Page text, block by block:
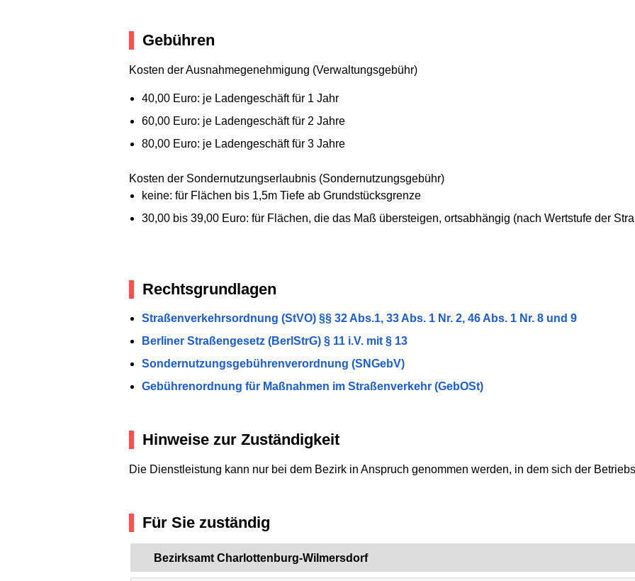
Gebühren
Kosten der Ausnahmegenehmigung (Verwaltungsgebühr)
40,00 Euro: je Ladengeschäft für 1 Jahr
60,00 Euro: je Ladengeschäft für 2 Jahre
80,00 Euro: je Ladengeschäft für 3 Jahre
Kosten der Sondernutzungserlaubnis (Sondernutzungsgebühr)
keine: für Flächen bis 1,5m Tiefe ab Grundstücksgrenze
30,00 bis 39,00 Euro: für Flächen, die das Maß übersteigen, ortsabhängig (nach Wertstufe der
Rechtsgrundlagen
Straßenverkehrsordnung (StVO) §§ 32 Abs.1, 33 Abs. 1 Nr. 2, 46 Abs. 1 Nr. 8 und 9
Berliner Straßengesetz (BerlStrG) § 11 i.V. mit § 13
Sondernutzungsgebührenverordnung (SNGebV)
Gebührenordnung für Maßnahmen im Straßenverkehr (GebOSt)
Hinweise zur Zuständigkeit
Die Dienstleistung kann nur bei dem Bezirk in Anspruch genommen werden, in dem sich der
Für Sie zuständig
Bezirksamt Charlottenburg-Wilmersdorf